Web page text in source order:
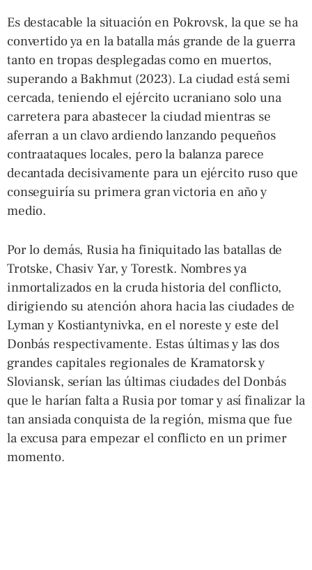
Es destacable la situación en Pokrovsk, la que se ha
convertido ya en la batalla más grande de la guerra
tanto en tropas desplegadas como en muertos,
superando a Bakhmut (2023). La ciudad está semi
cercada, teniendo el ejército ucraniano solo una
carretera para abastecer la ciudad mientras se
aferran a un clavo ardiendo lanzando pequeños
contraataques locales, pero la balanza parece
decantada decisivamente para un ejército ruso que
conseguiría su primera gran victoria en año y
medio.
Por lo demás, Rusia ha finiquitado las batallas de
Trotske, Chasiv Yar, y Torestk. Nombres ya
inmortalizados en la cruda historia del conflicto,
dirigiendo su atención ahora hacia las ciudades de
Lyman y Kostiantynivka, en el noreste y este del
Donbás respectivamente. Estas últimas y las dos
grandes capitales regionales de Kramatorsk y
Sloviansk, serían las últimas ciudades del Donbás
que le harían falta a Rusia por tomar y así finalizar la
tan ansiada conquista de la región, misma que fue
la excusa para empezar el conflicto en un primer
momento.